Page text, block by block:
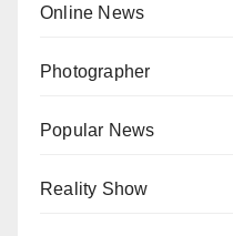
Online News
Photographer
Popular News
Reality Show